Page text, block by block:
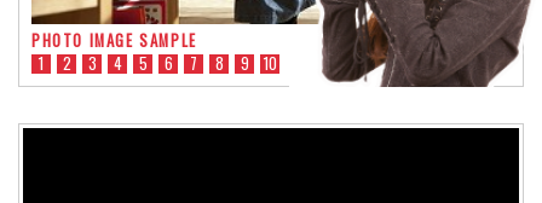
PHOTO IMAGE SAMPLE
1
2 3 4 5 6 7 8 9 10